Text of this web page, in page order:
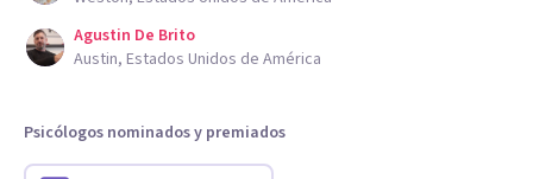
Agustin De Brito
Austin, Estados Unidos de América
Psicólogos nominados y premiados